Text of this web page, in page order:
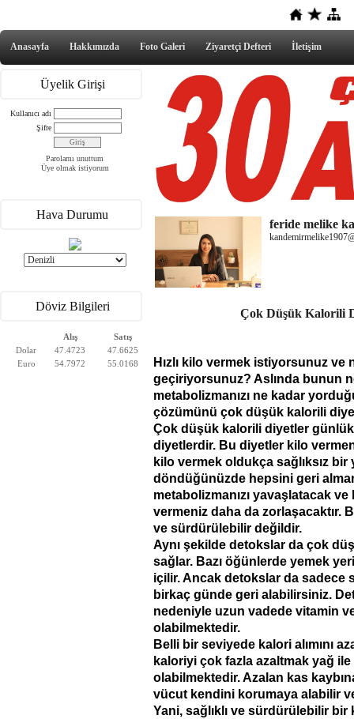
Anasayfa Hakkımızda Foto Galeri Ziyaretçi Defteri İletişim
Üyelik Girişi
Kullanıcı adı
Şifre
Parolamı unuttum
Üye olmak istiyorum
Hava Durumu
Döviz Bilgileri
Alış
Satış
Dolar
47.4723
47.6625
Euro
54.7972 55.0168
feride melike
Çok Düşük Kalorili
Hızlı kilo vermek istiyorsunuz
geçiriyorsunuz? Aslında bunun
metabolizmanızı ne kadar
çözümünü çok düşük kalorili
Çok düşük kalorili diyetler günlük
diyetlerdir. Bu diyetler kilo
kilo vermek oldukça sağlıksız
döndüğünüzde hepsini geri
metabolizmanızı yavaşlatacak
vermeniz daha da zorlaşacaktır.
ve sürdürülebilir değildir.
Aynı şekilde detokslar da çok
sağlar. Bazı öğünlerde yemek
içilir. Ancak detokslar da sadece
birkaç günde geri alabilirsiniz.
nedeniyle uzun vadede vitamin
olabilmektedir.
Belli bir seviyede kalori alımını
kaloriyi çok fazla azaltmak yağ ile
olabilmektedir. Azalan kas
vücut kendini korumaya alabilir
Yani, sağlıklı ve sürdürülebilir